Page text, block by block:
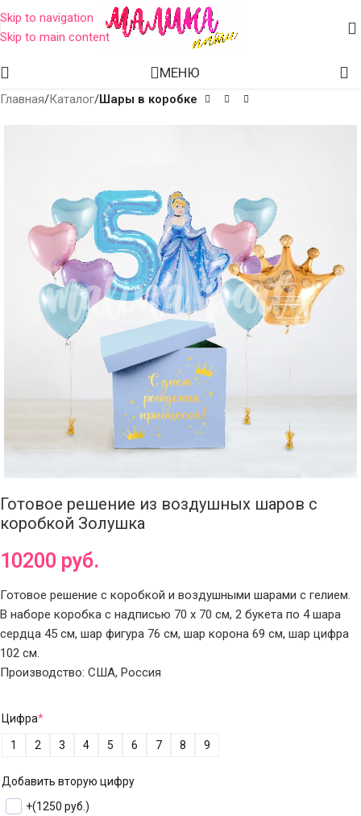
Skip to navigation
Skip to main content
МЕНЮ
Главная Каталог Шары в коробке
Готовое решение из воздушных шаров с
коробкой Золушка
10200 руб.
Готовое решение с коробкой и воздушными шарами с гелием.
В наборе коробка с надписью 70 х 70 см, 2 букета по 4 шара
сердца 45 см, шар фигура 76 см, шар корона 69 см, шар цифра
102 см.
Производство: США, Россия
Цифра*
1 2 3 4 5 6 7 8 9
Добавить вторую цифру
+(1250 руб.)